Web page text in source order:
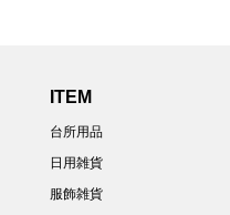
ITEM
台所用品
日用雑貨
服飾雑貨